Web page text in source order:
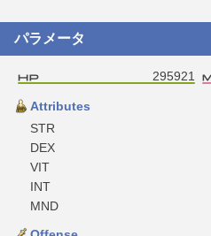
パラメータ
295921
Attributes
STR
DEX
VIT
INT
MND